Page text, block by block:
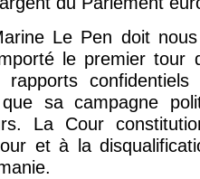
Le Pen doit
le premier tour
sa campagne
La Cour
et à la